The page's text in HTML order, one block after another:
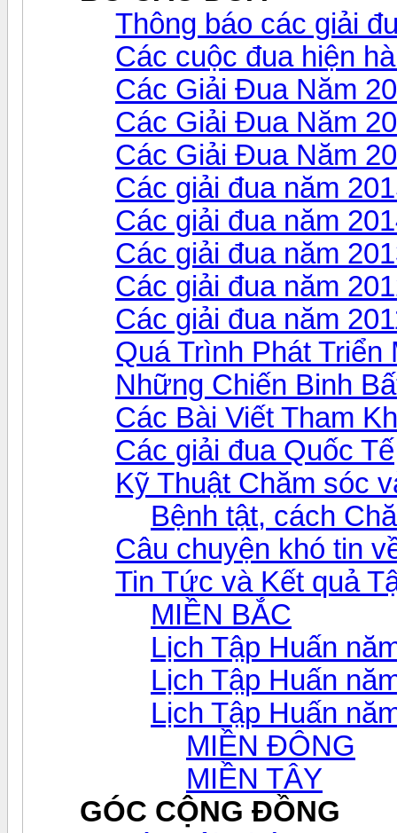
Thông báo các giải
Các cuộc đua hiện
Các Giải Đua Năm
Các Giải Đua Năm
Các Giải Đua Năm
Các giải đua năm
Các giải đua năm
Các giải đua năm
Các giải đua năm
Các giải đua năm
Quá Trình Phát
Những Chiến Binh
Các Bài Viết Tham
Các giải đua Quốc Tế
Kỹ Thuật Chăm sóc
Bệnh tật, cách
Câu chuyện khó tin
Tin Tức và Kết quả
MIỀN BẮC
Lịch Tập Huấn
Lịch Tập Huấn
Lịch Tập Huấn
MIỀN ĐÔNG
MIỀN TÂY
GÓC CỘNG ĐỒNG